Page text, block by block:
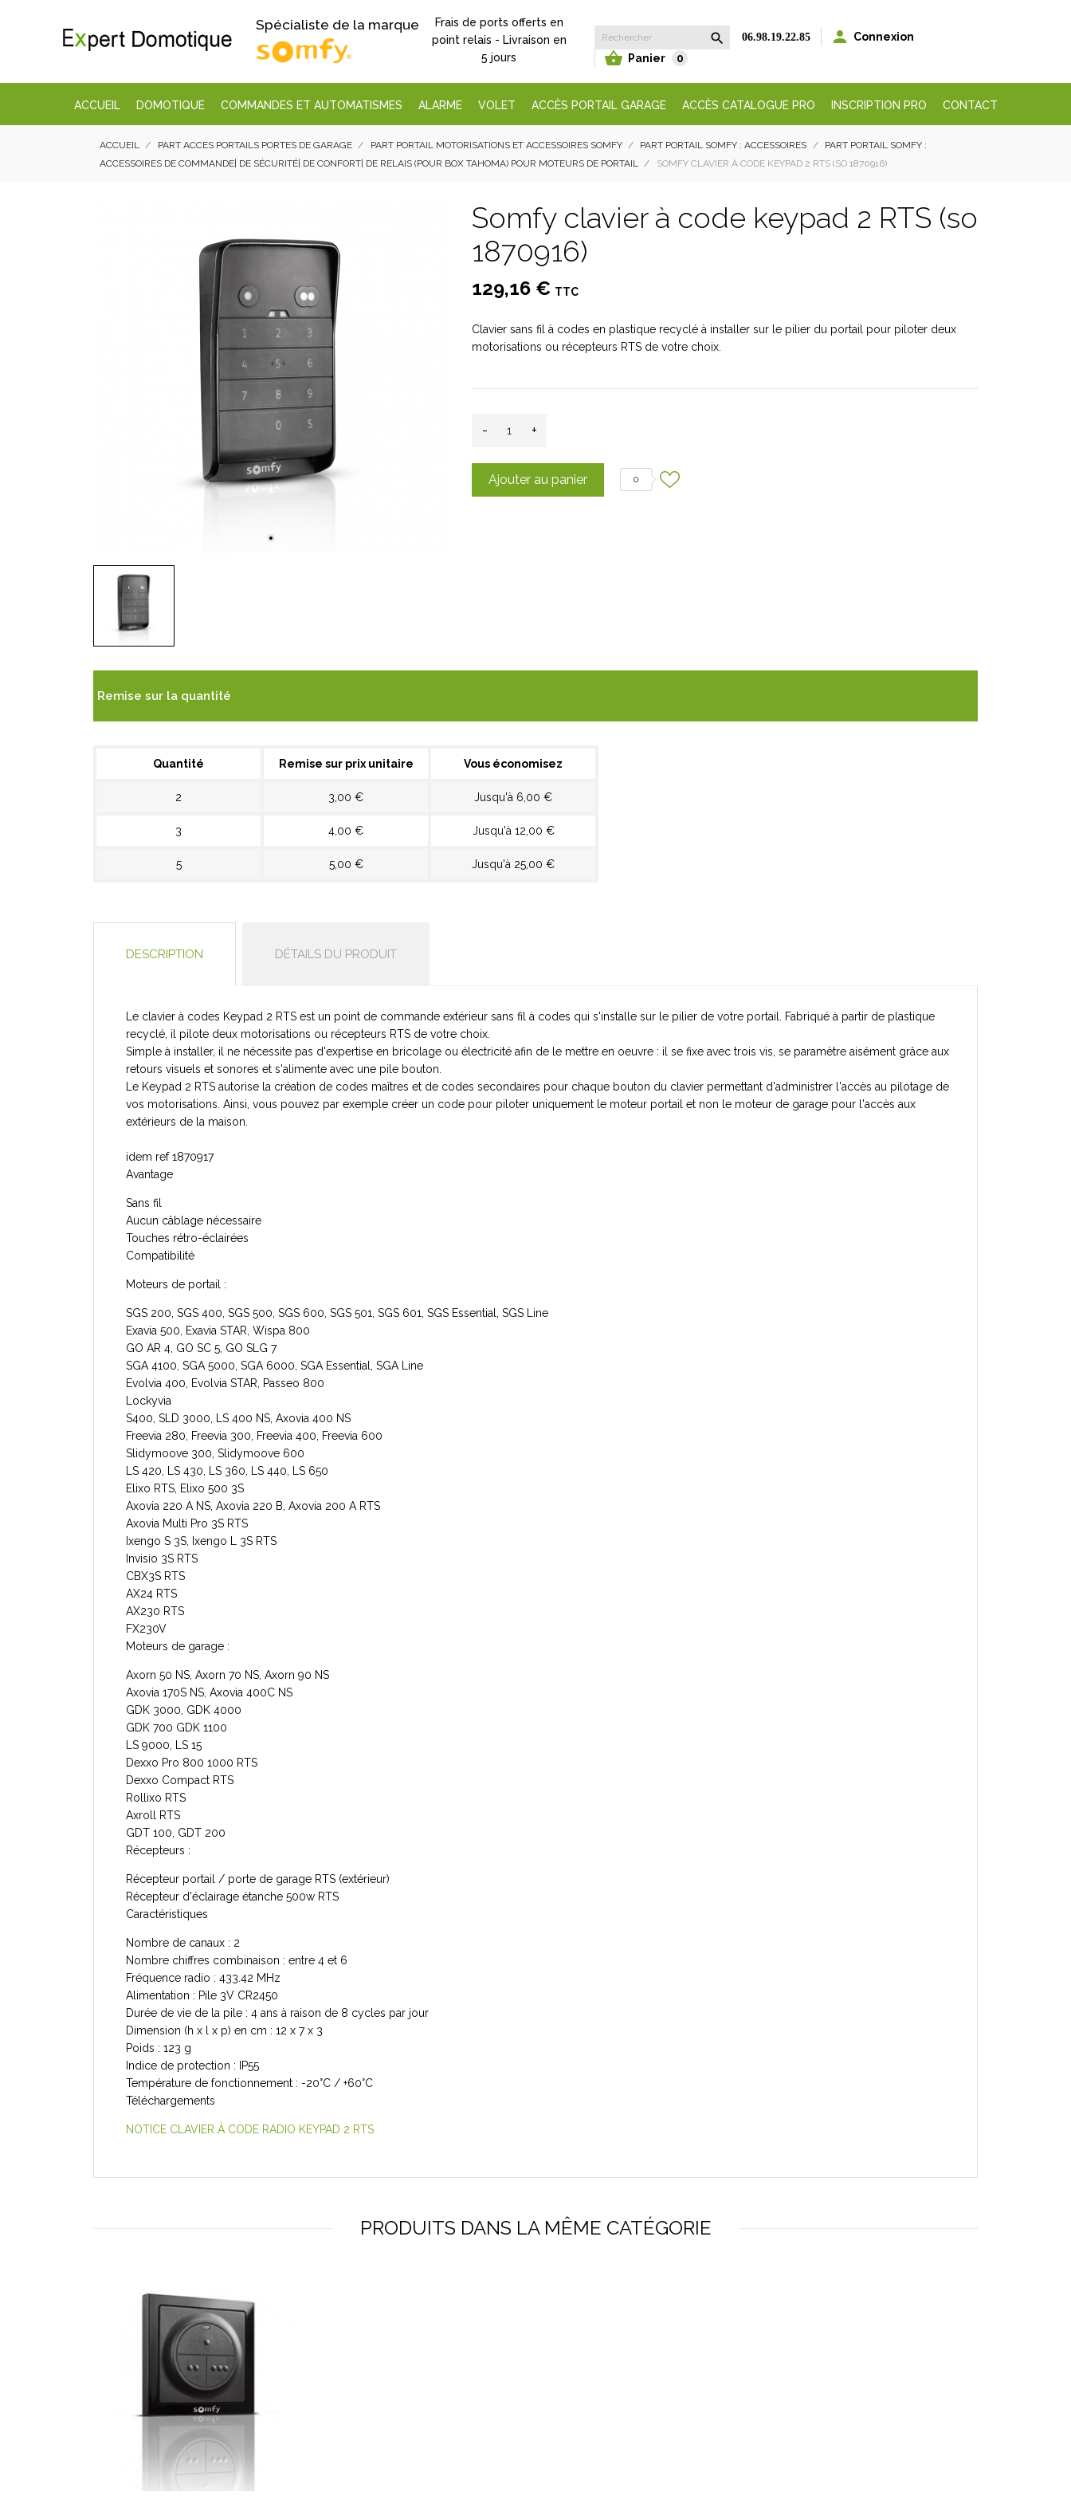
Spécialiste de la marque
Frais de ports offerts en
point relais - Livraison en
5 jours
 06.98.19.22.85  Connexion
 Panier 0
ACCUEIL DOMOTIQUE COMMANDES ET AUTOMATISMES ALARME VOLET ACCÈS PORTAIL GARAGE ACCÈS CATALOGUE PRO INSCRIPTION PRO CONTACT
ACCUEIL PART ACCES PORTAILS PORTES DE GARAGE PART PORTAIL MOTORISATIONS ET ACCESSOIRES SOMFY PART PORTAIL SOMFY : ACCESSOIRES
PART PORTAIL SOMFY :
ACCESSOIRES DE COMMANDE| DE SÉCURITÉ| DE CONFORT| DE RELAIS (POUR BOX TAHOMA) POUR MOTEURS DE PORTAIL
SOMFY CLAVIER À CODE KEYPAD 2 RTS (SO 1870916)
Somfy clavier à code keypad 2 RTS (so
1870916)
129,16 € TTC
Clavier sans fil à codes en plastique recyclé à installer sur le pilier du portail pour piloter deux
motorisations ou récepteurs RTS de votre choix.
- +
Ajouter au panier 0
Remise sur la quantité
Quantité Remise sur prix unitaire Vous économisez
2 3,00 € Jusqu'à 6,00 €
3 4,00 € Jusqu'à 12,00 €
5 5,00 € Jusqu'à 25,00 €
DESCRIPTION DÉTAILS DU PRODUIT
Le clavier à codes Keypad 2 RTS est un point de commande extérieur sans fil à codes qui s'installe sur le pilier de votre portail.
Fabriqué à partir de plastique
recyclé, il pilote deux motorisations ou récepteurs RTS de votre choix.
Simple à installer, il ne nécessite pas d'expertise en bricolage ou électricité afin de le mettre en oeuvre : il se fixe avec trois vis, se paramètre aisément grâce aux
retours visuels et sonores et s'alimente avec une pile bouton.
Le Keypad 2 RTS autorise la création de codes maîtres et de codes secondaires pour chaque bouton du clavier permettant d'administrer l'accès au pilotage de
vos motorisations. Ainsi, vous pouvez par exemple créer un code pour piloter uniquement le moteur portail et non le moteur de garage pour l'accès aux
extérieurs de la maison.
idem ref 1870917
Avantage
Sans fil
Aucun câblage nécessaire
Touches rétro-éclairées
Compatibilité
Moteurs de portail :
SGS 200, SGS 400, SGS 500, SGS 600, SGS 501, SGS 601, SGS Essential, SGS Line
Exavia 500, Exavia STAR, Wispa 800
GO AR 4, GO SC 5, GO SLG 7
SGA 4100, SGA 5000, SGA 6000, SGA Essential, SGA Line
Evolvia 400, Evolvia STAR, Passeo 800
Lockyvia
S400, SLD 3000, LS 400 NS, Axovia 400 NS
Freevia 280, Freevia 300, Freevia 400, Freevia 600
Slidymoove 300, Slidymoove 600
LS 420, LS 430, LS 360, LS 440, LS 650
Elixo RTS, Elixo 500 3S
Axovia 220 A NS, Axovia 220 B, Axovia 200 A RTS
Axovia Multi Pro 3S RTS
Ixengo S 3S, Ixengo L 3S RTS
Invisio 3S RTS
CBX3S RTS
AX24 RTS
AX230 RTS
FX230V
Moteurs de garage :
Axorn 50 NS, Axorn 70 NS, Axorn 90 NS
Axovia 170S NS, Axovia 400C NS
GDK 3000, GDK 4000
GDK 700 GDK 1100
LS 9000, LS 15
Dexxo Pro 800 1000 RTS
Dexxo Compact RTS
Rollixo RTS
Axroll RTS
GDT 100, GDT 200
Récepteurs :
Récepteur portail / porte de garage RTS (extérieur)
Récepteur d'éclairage étanche 500w RTS
Caractéristiques
Nombre de canaux : 2
Nombre chiffres combinaison : entre 4 et 6
Fréquence radio : 433.42 MHz
Alimentation : Pile 3V CR2450
Durée de vie de la pile : 4 ans à raison de 8 cycles par jour
Dimension (h x l x p) en cm : 12 x 7 x 3
Poids : 123 g
Indice de protection : IP55
Température de fonctionnement : -20°C / +60°C
Téléchargements
NOTICE CLAVIER À CODE RADIO KEYPAD 2 RTS
PRODUITS DANS LA MÊME CATÉGORIE